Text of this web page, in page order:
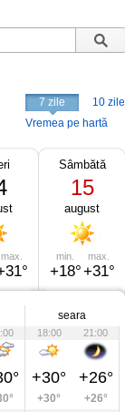
7 zile
10 zile
Vremea pe hartă
max.
Sâmbătă
15
august
min.
+18°
max.
+31°
seara
18:00 21:00
+30° +26°
+30°
+26°